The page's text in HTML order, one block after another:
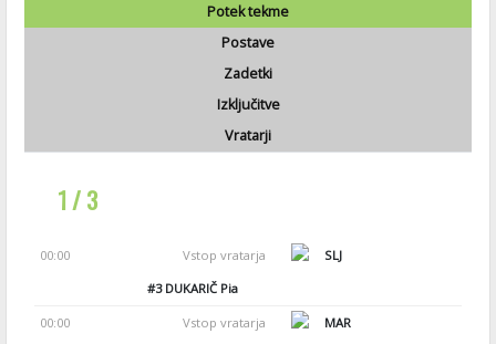
Potek tekme
Postave
Zadetki
Izključitve
Vratarji
1 / 3
00:00 Vstop vratarja
SLJ
#3DUKARIČ Pia
00:00 Vstop vratarja
MAR